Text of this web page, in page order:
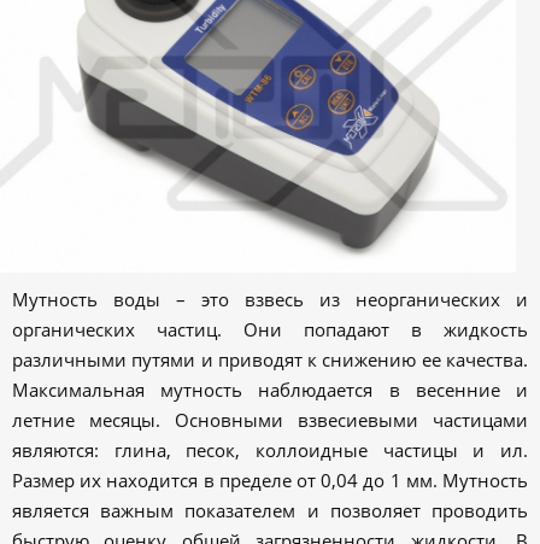
Мутность воды – это взвесь из неорганических и
органических частиц. Они попадают в жидкость
различными путями и приводят к снижению ее качества.
Максимальная мутность наблюдается в весенние и
летние месяцы. Основными взвесиевыми частицами
являются: глина, песок, коллоидные частицы и ил.
Размер их находится в пределе от 0,04 до 1 мм. Мутность
является важным показателем и позволяет проводить